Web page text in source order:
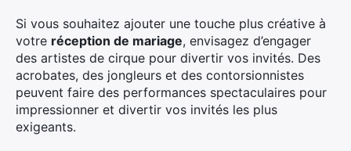
Si vous souhaitez ajouter une touche plus créative à
votre réception de mariage, envisagez d’engager
des artistes de cirque pour divertir vos invités. Des
acrobates, des jongleurs et des contorsionnistes
peuvent faire des performances spectaculaires pour
impressionner et divertir vos invités les plus
exigeants.